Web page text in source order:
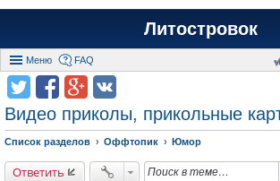
Литостровок
Меню FAQ
Видео приколы, прикольные
Список разделов Оффтопик Юмор
Ответить